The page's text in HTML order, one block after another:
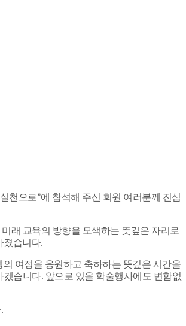
천으로”에 참석해 주신 회원 여러분께 진심
래 교육의 방향을 모색하는 뜻깊은 자리로
졌습니다.
여정을 응원하고 축하하는 뜻깊은 시간을
습니다. 앞으로 있을 학술행사에도 변함없